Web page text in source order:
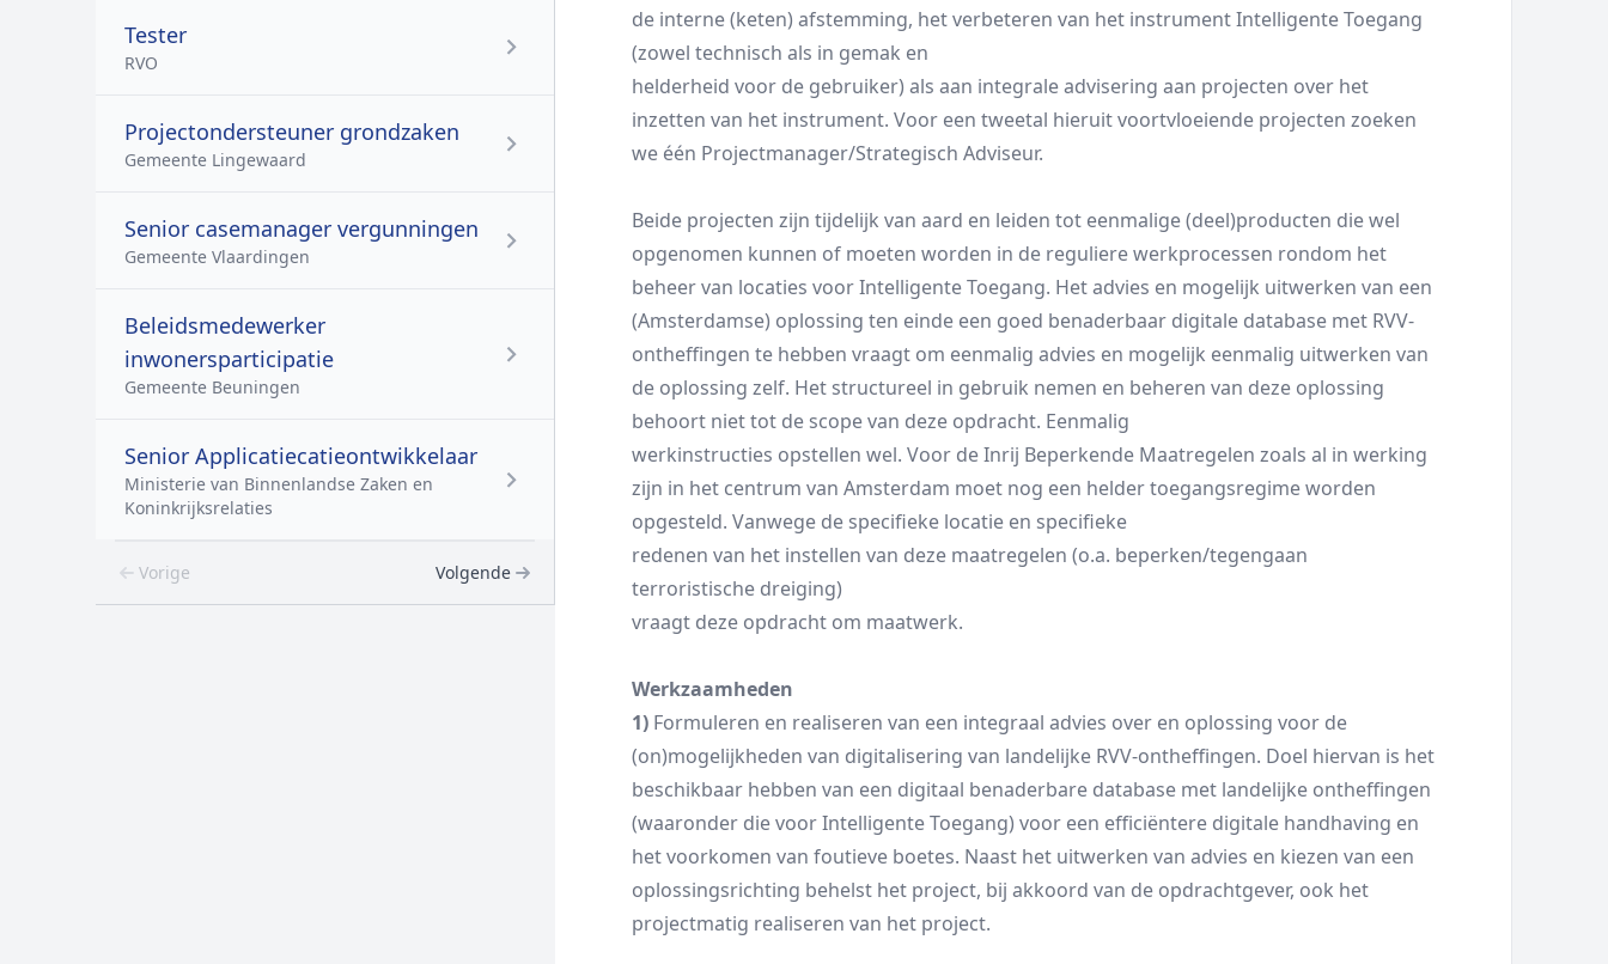
Tester
RVO
Projectondersteuner grondzaken
Gemeente Lingewaard
Senior casemanager vergunningen
Gemeente Vlaardingen
Beleidsmedewerker
inwonersparticipatie
Gemeente Beuningen
Senior Applicatiecatieontwikkelaar
Ministerie van Binnenlandse Zaken en
Koninkrijksrelaties
Vorige Volgende
de interne (keten) afstemming, het verbeteren van het instrument Intelligente Toegang
(zowel technisch als in gemak en
helderheid voor de gebruiker) als aan integrale advisering aan projecten over het
inzetten van het instrument. Voor een tweetal hieruit voortvloeiende projecten zoeken
we één Projectmanager/Strategisch Adviseur.
Beide projecten zijn tijdelijk van aard en leiden tot eenmalige (deel)producten die wel
opgenomen kunnen of moeten worden in de reguliere werkprocessen rondom het
beheer van locaties voor Intelligente Toegang. Het advies en mogelijk uitwerken van een
(Amsterdamse) oplossing ten einde een goed benaderbaar digitale database met RVV-
ontheffingen te hebben vraagt om eenmalig advies en mogelijk eenmalig uitwerken van
de oplossing zelf. Het structureel in gebruik nemen en beheren van deze oplossing
behoort niet tot de scope van deze opdracht. Eenmalig
werkinstructies opstellen wel. Voor de Inrij Beperkende Maatregelen zoals al in werking
zijn in het centrum van Amsterdam moet nog een helder toegangsregime worden
opgesteld. Vanwege de specifieke locatie en specifieke
redenen van het instellen van deze maatregelen (o.a. beperken/tegengaan
terroristische dreiging)
vraagt deze opdracht om maatwerk.
Werkzaamheden
1) Formuleren en realiseren van een integraal advies over en oplossing voor de
(on)mogelijkheden van digitalisering van landelijke RVV-ontheffingen. Doel hiervan is het
beschikbaar hebben van een digitaal benaderbare database met landelijke ontheffingen
(waaronder die voor Intelligente Toegang) voor een efficiëntere digitale handhaving en
het voorkomen van foutieve boetes. Naast het uitwerken van advies en kiezen van een
oplossingsrichting behelst het project, bij akkoord van de opdrachtgever, ook het
projectmatig realiseren van het project.